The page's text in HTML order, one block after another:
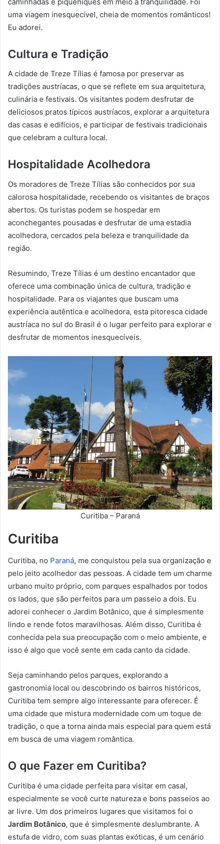
uma viagem inesquecível, cheia de momentos românticos!
Eu adorei.
Cultura e Tradição
A cidade de Treze Tílias é famosa por preservar as
tradições austríacas, o que se reflete em sua arquitetura,
culinária e festivais. Os visitantes podem desfrutar de
deliciosos pratos típicos austríacos, explorar a arquitetura
das casas e edifícios, e participar de festivais tradicionais
que celebram a cultura local.
Hospitalidade Acolhedora
Os moradores de Treze Tílias são conhecidos por sua
calorosa hospitalidade, recebendo os visitantes de braços
abertos. Os turistas podem se hospedar em
aconchegantes pousadas e desfrutar de uma estadia
acolhedora, cercados pela beleza e tranquilidade da
região.
Resumindo, Treze Tílias é um destino encantador que
oferece uma combinação única de cultura, tradição e
hospitalidade. Para os viajantes que buscam uma
experiência autêntica e acolhedora, esta pitoresca cidade
austríaca no sul do Brasil é o lugar perfeito para explorar e
desfrutar de momentos inesquecíveis.
Curitiba – Paraná
Curitiba
Curitiba, no Paraná, me conquistou pela sua organização e
pelo jeito acolhedor das pessoas. A cidade tem um charme
urbano muito próprio, com parques espalhados por todos
os lados, que são perfeitos para um passeio a dois. Eu
adorei conhecer o Jardim Botânico, que é simplesmente
lindo e rende fotos maravilhosas. Além disso, Curitiba é
conhecida pela sua preocupação com o meio ambiente, e
isso é algo que você sente em cada canto da cidade.
Seja caminhando pelos parques, explorando a
gastronomia local ou descobrindo os bairros históricos,
Curitiba tem sempre algo interessante para oferecer. É
uma cidade que mistura modernidade com um toque de
tradição, o que a torna ainda mais especial para quem está
em busca de uma viagem romântica.
O que Fazer em Curitiba?
Curitiba é uma cidade perfeita para visitar em casal,
especialmente se você curte natureza e bons passeios ao
ar livre. Um dos primeiros lugares que visitamos foi o
Jardim Botânico, que é simplesmente deslumbrante. A
estufa de vidro, com suas plantas exóticas, é um cenário